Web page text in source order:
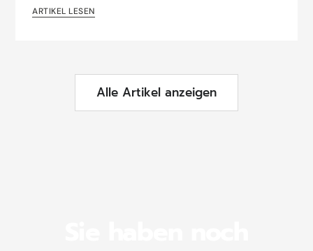
ARTIKEL LESEN
Alle Artikel anzeigen